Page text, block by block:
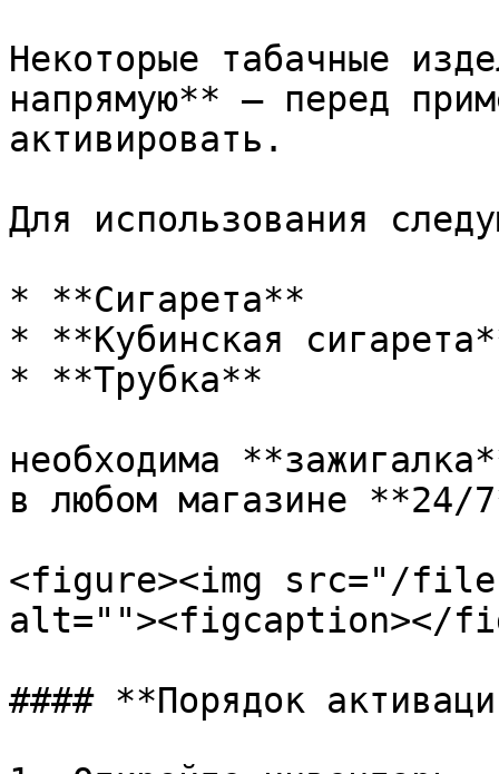
Некоторые табачные
напрямую** — перед
активировать.
Для использования
* **Сигарета**
* **Кубинская
* **Трубка**
необходима
в любом магазине
<figure><img src="/files/
alt=""><figcaption></
#### **Порядок